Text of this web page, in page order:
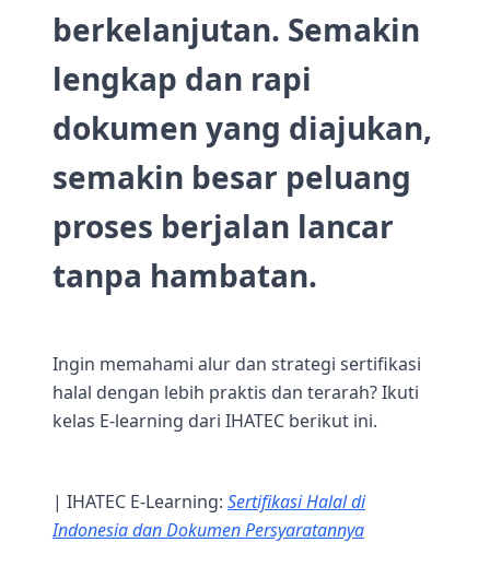
berkelanjutan. Semakin
lengkap dan rapi
dokumen yang diajukan,
semakin besar peluang
proses berjalan lancar
tanpa hambatan.
Ingin memahami alur dan strategi sertifikasi
halal dengan lebih praktis dan terarah? Ikuti
kelas E-learning dari IHATEC berikut ini.
| IHATEC E-Learning: Sertifikasi Halal di
Indonesia dan Dokumen Persyaratannya